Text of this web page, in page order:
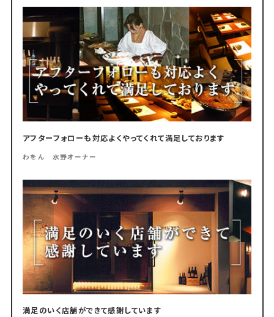
アフターフォローも対応よくやってくれて満足しております
わをん 水野オーナー
満足のいく店舗ができて感謝しています